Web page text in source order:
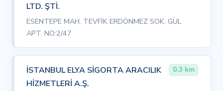
LTD. ŞTİ.
ESENTEPE MAH. TEVFİK ERDÖNMEZ SOK. GÜL
APT. NO:2/47
İSTANBUL ELYA SİGORTA ARACILIK
HİZMETLERİ A.Ş.
0.3 km